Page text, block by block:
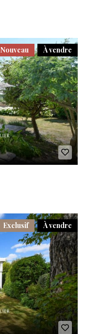
À vendre
Nouveau
À vendre
Exclusif